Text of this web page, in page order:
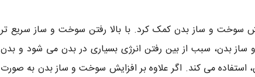
سوخت و ساز بدن کمک کرد. با بالا رفتن سوخت و ساز سریع تر
بدن، سبب از بین رفتن انرژی بسیاری در بدن می شود و بدن
استفاده می کند. اگر علاوه بر افزایش سوخت و ساز بدن به صورت